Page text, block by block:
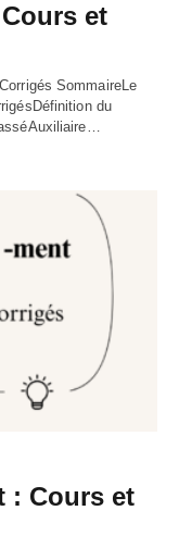
et
SommaireLe
du
: Cours et